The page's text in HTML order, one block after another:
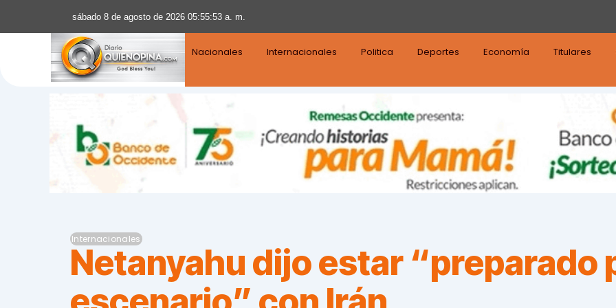
sábado 8 de agosto de 2026 05:55:54 a. m.
Nacionales Internacionales Politica Deportes Economía Titulares
Internacionales
Netanyahu dijo estar “preparado